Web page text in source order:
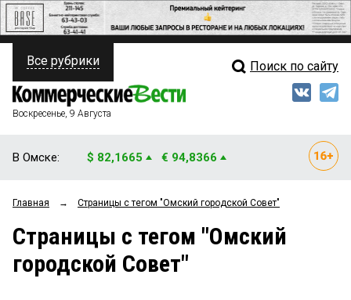
ПОЛИТИКА
ФИНАНСЫ
ОБЩЕСТВО
ЗАКОН
НОВОСТИ КОМПАНИЙ
Свежий выпуск
Мнения
Рейтинги
Все рубрики Поиск по сайту
Воскресенье, 9 Августа
В Омске: $ 82,1665 € 94,8366
Главная → Страницы c тегом "Омский городской Совет"
Страницы c тегом "Омский
городской Совет"